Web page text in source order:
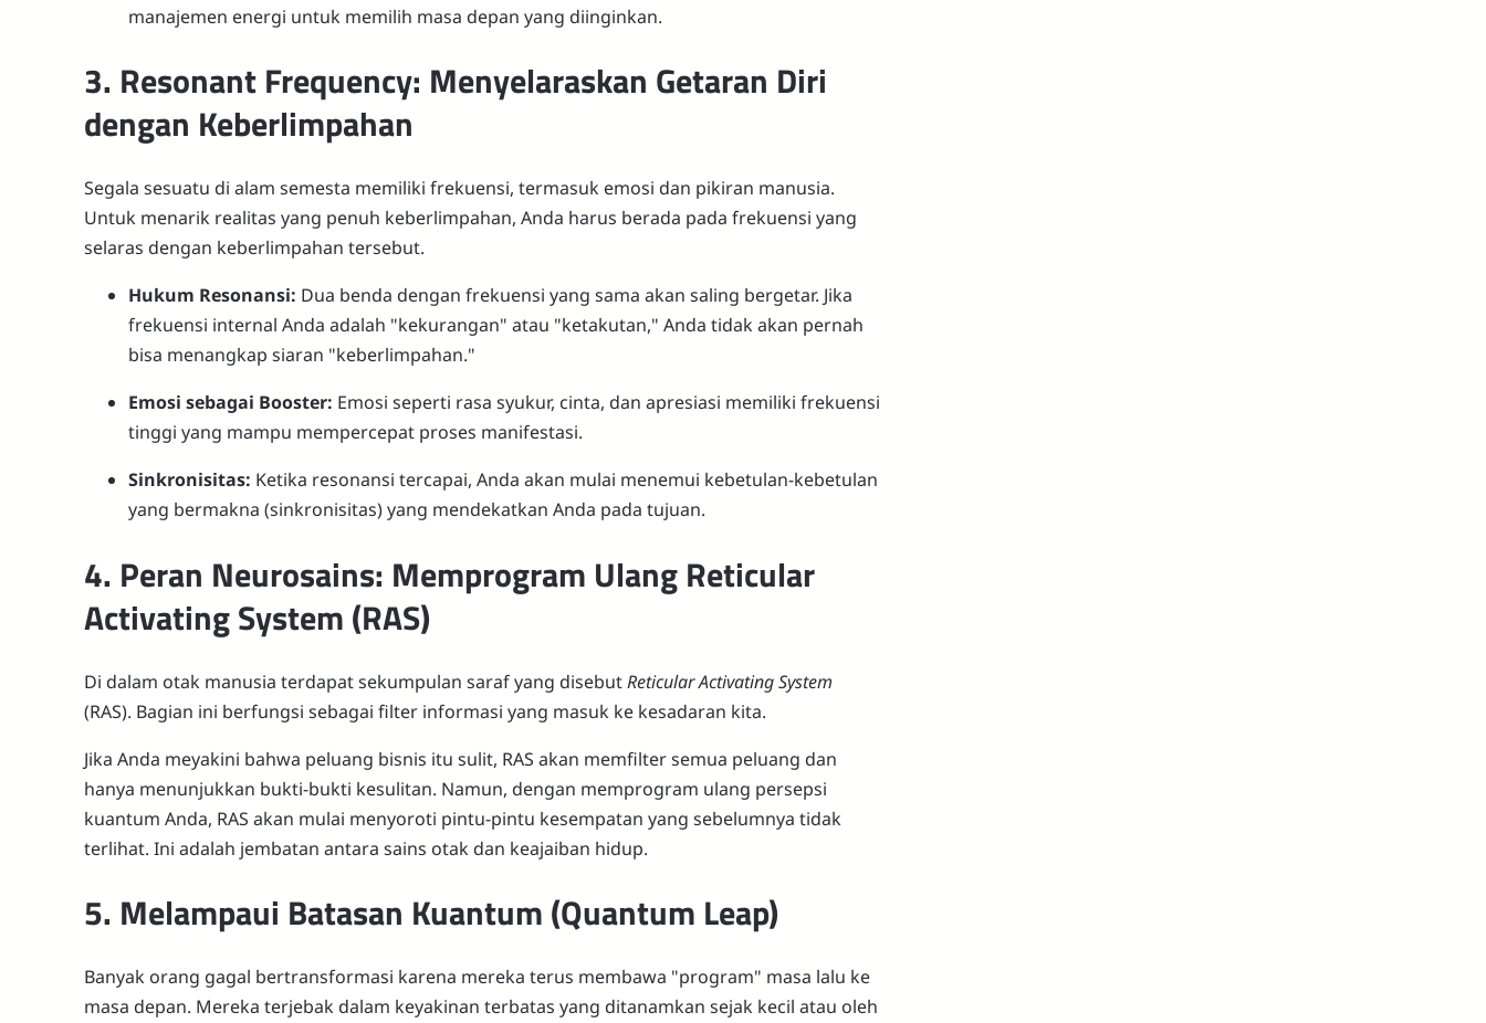
manajemen energi untuk memilih masa depan yang diinginkan.
3. Resonant Frequency: Menyelaraskan Getaran Diri
dengan Keberlimpahan
Segala sesuatu di alam semesta memiliki frekuensi, termasuk emosi dan pikiran manusia.
Untuk menarik realitas yang penuh keberlimpahan, Anda harus berada pada frekuensi yang
selaras dengan keberlimpahan tersebut.
Hukum Resonansi: Dua benda dengan frekuensi yang sama akan saling bergetar. Jika
frekuensi internal Anda adalah "kekurangan" atau "ketakutan," Anda tidak akan pernah
bisa menangkap siaran "keberlimpahan."
Emosi sebagai Booster: Emosi seperti rasa syukur, cinta, dan apresiasi memiliki frekuensi
tinggi yang mampu mempercepat proses manifestasi.
Sinkronisitas: Ketika resonansi tercapai, Anda akan mulai menemui kebetulan-kebetulan
yang bermakna (sinkronisitas) yang mendekatkan Anda pada tujuan.
4. Peran Neurosains: Memprogram Ulang Reticular
Activating System (RAS)
Di dalam otak manusia terdapat sekumpulan saraf yang disebutReticular Activating System
(RAS). Bagian ini berfungsi sebagai filter informasi yang masuk ke kesadaran kita.
Jika Anda meyakini bahwa peluang bisnis itu sulit, RAS akan memfilter semua peluang dan
hanya menunjukkan bukti-bukti kesulitan. Namun, dengan memprogram ulang persepsi
kuantum Anda, RAS akan mulai menyoroti pintu-pintu kesempatan yang sebelumnya tidak
terlihat. Ini adalah jembatan antara sains otak dan keajaiban hidup.
5. Melampaui Batasan Kuantum (Quantum Leap)
Banyak orang gagal bertransformasi karena mereka terus membawa "program" masa lalu ke
masa depan. Mereka terjebak dalam keyakinan terbatas yang ditanamkan sejak kecil atau oleh